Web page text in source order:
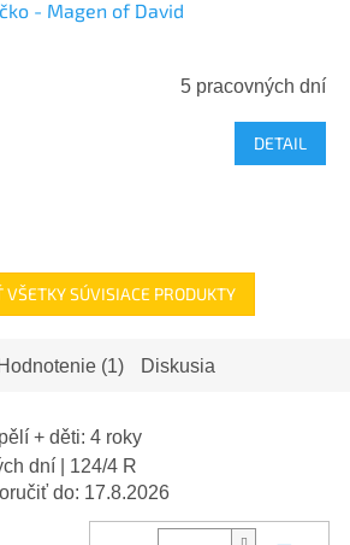
- Magen of David
5 pracovných dní
DETAIL
SÚVISIACE PRODUKTY
Hodnotenie (1) Diskusia
+ děti: 4 roky
dní
| 124/4 R
do: 17.8.2026